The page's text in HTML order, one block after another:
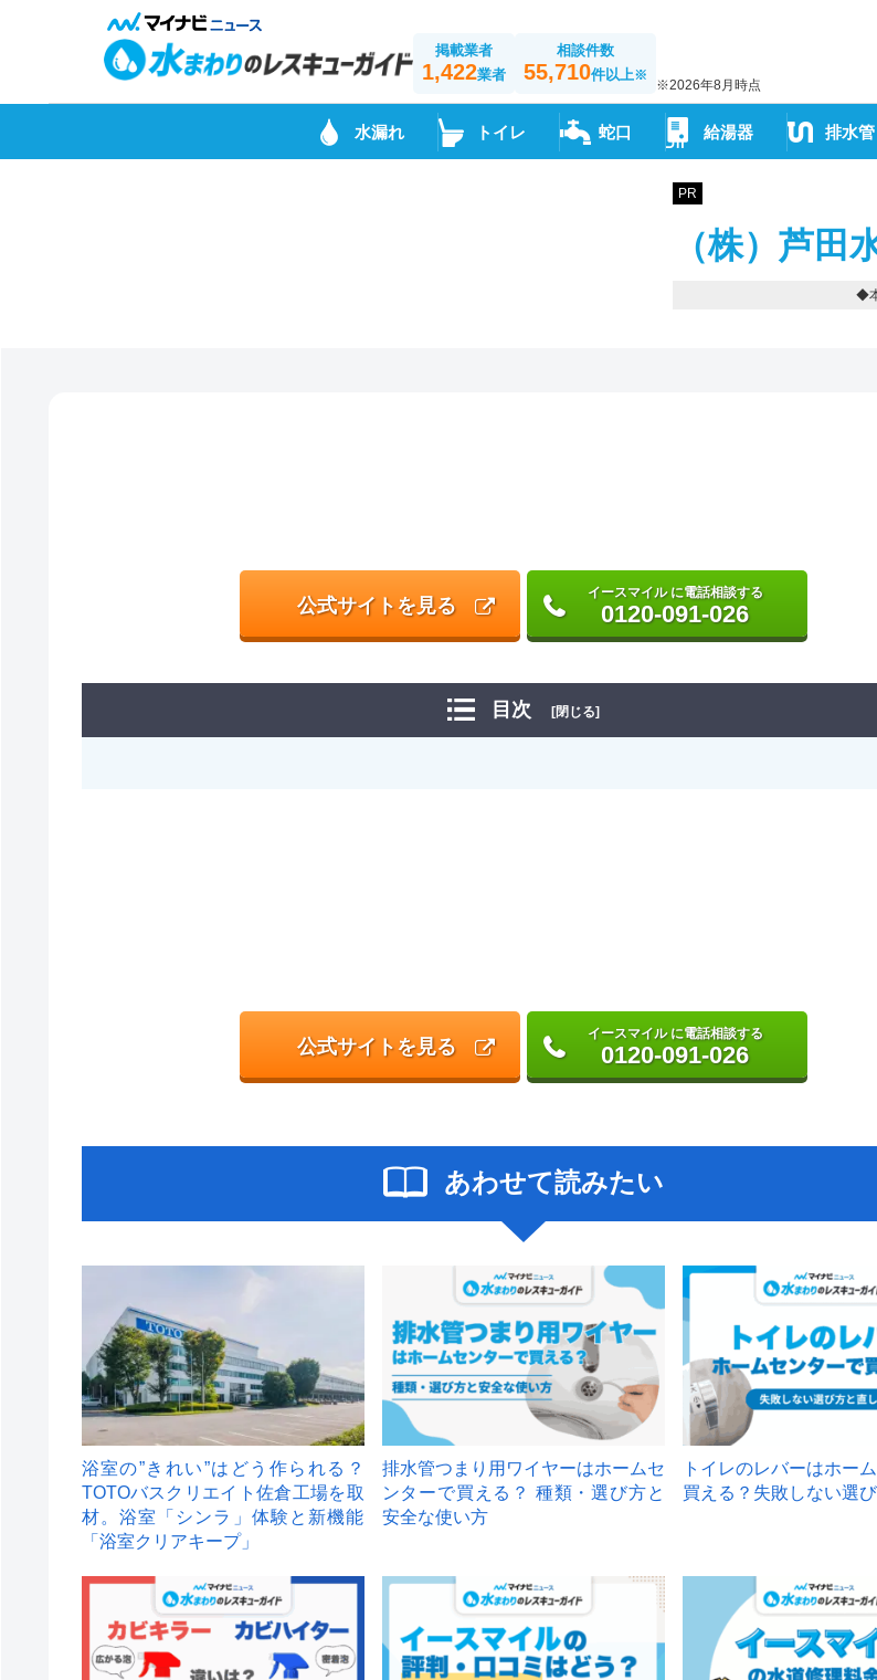
掲載業者
1,422業者
相談件数
55,710件以上※
※2026年8月時点
水漏れ トイレ 蛇口 給湯器 排水管
PR
（株）芦田
◆
公式サイトを見る
イースマイル に電話相談する
0120-091-026
目次 [閉じる]
公式サイトを見る
イースマイル に電話相談する
0120-091-026
あわせて読みたい
浴室の”きれい”はどう作られる？
TOTOバスクリエイト佐倉工場を取
材。浴室「シンラ」体験と新機能
「浴室クリアキープ」
排水管つまり用ワイヤーはホームセ
ンターで買える？ 種類・選び方と
安全な使い方
トイレのレバーはホー
買える？失敗しない選